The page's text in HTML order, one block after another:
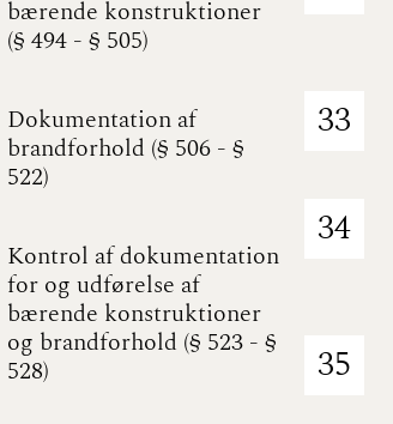
bærende konstruktioner
(§ 494 - § 505)
Dokumentation af
brandforhold (§ 506 - §
522)
Kontrol af dokumentation
for og udførelse af
bærende konstruktioner
og brandforhold (§ 523 - §
528)
33
34
35